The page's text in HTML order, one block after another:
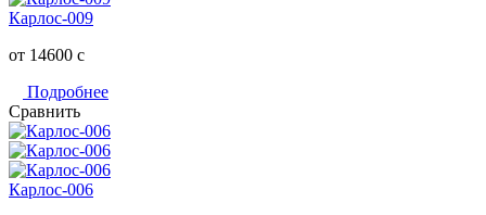
Карлос-009
от 14600 c
Подробнее
Сравнить
Карлос-006